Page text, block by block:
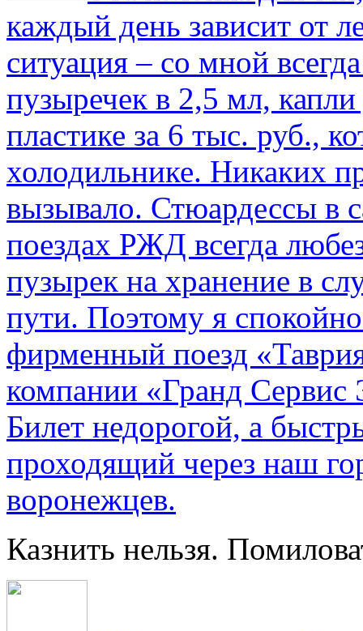
каждый день зависит от
ситуация – со мной
пузыречек в 2,5 мл,
пластике за 6 тыс. руб.,
холодильнике. Никаких
вызывало. Стюардессы в
поездах РЖД всегда
пузырек на хранение в
пути. По­этому я
фирменный поезд
компании «Гранд Сервис
Билет недорогой, а
проходящий через наш
воронежцев.
Казнить нельзя.